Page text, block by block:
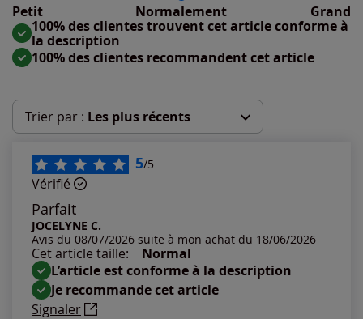
Petit
Normalement Grand
Taille grand : 0%
100% des clientes trouvent cet article conforme à
la description
100% des clientes recommandent cet article
Trier par : Les plus récents
Les plus récents
Les plus anciens
Notes les plus élevées
Notes les plus basses
5/5
Vérifié
Parfait
JOCELYNE C.
Avis du 08/07/2026 suite à mon achat du 18/06/2026
Cet article taille:
Normal
L’article est conforme à la description
Je recommande cet article
Signaler